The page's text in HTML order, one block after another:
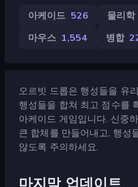
아케이드 526 물리학
마우스 1,554 병합
오르빗 드롭은 행성들을 유
행성들을 합쳐 최고 점수를
아케이드 게임입니다. 신중
큰 합체를 만들어내고, 행성
않도록 주의하세요.